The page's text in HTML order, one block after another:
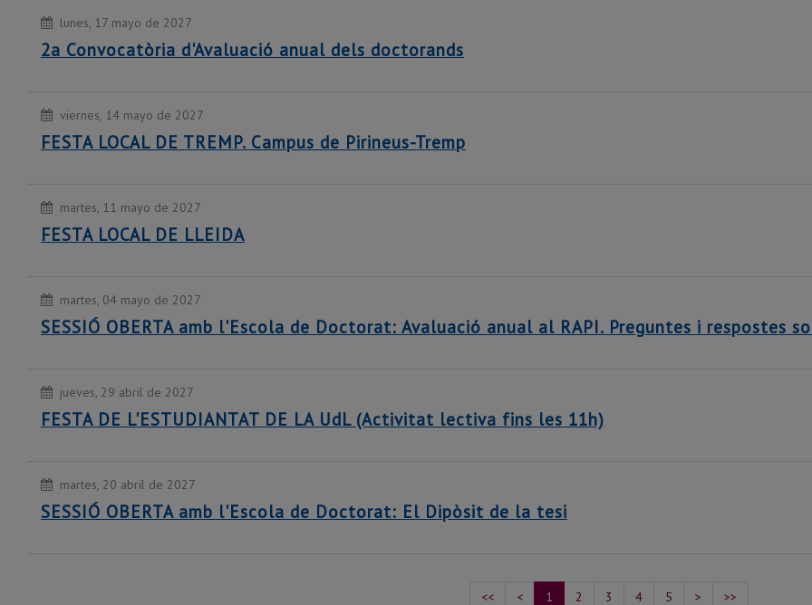
lunes, 17 mayo de 2027
2a Convocatòria d'Avaluació anual dels doctorands
viernes, 14 mayo de 2027
FESTA LOCAL DE TREMP. Campus de Pirineus-Tremp
martes, 11 mayo de 2027
FESTA LOCAL DE LLEIDA
martes, 04 mayo de 2027
SESSIÓ OBERTA amb l'Escola de Doctorat: Avaluació anual al RAPI. Preguntes i respostes
jueves, 29 abril de 2027
FESTA DE L'ESTUDIANTAT DE LA UdL (Activitat lectiva fins les 11h)
martes, 20 abril de 2027
SESSIÓ OBERTA amb l'Escola de Doctorat: El Dipòsit de la tesi
<< < 1 2 3 4 5 > >>